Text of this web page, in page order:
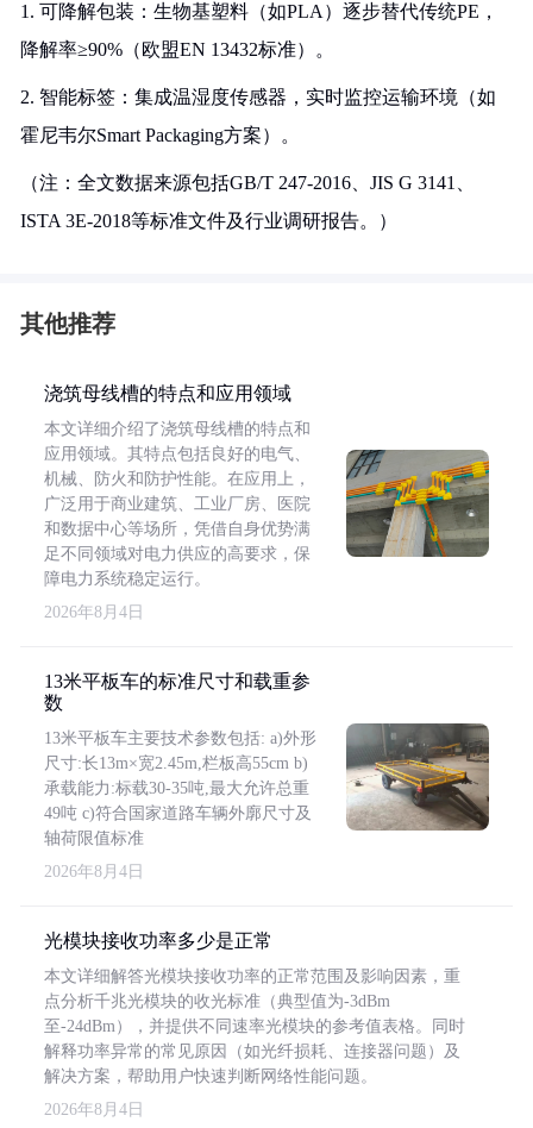
1. 可降解包装：生物基塑料（如PLA）逐步替代传统PE，
降解率≥90%（欧盟EN 13432标准）。
2. 智能标签：集成温湿度传感器，实时监控运输环境（如
霍尼韦尔Smart Packaging方案）。
（注：全文数据来源包括GB/T 247-2016、JIS G 3141、
ISTA 3E-2018等标准文件及行业调研报告。）
其他推荐
浇筑母线槽的特点和应用领域
本文详细介绍了浇筑母线槽的特点和
应用领域。其特点包括良好的电气、
机械、防火和防护性能。在应用上，
广泛用于商业建筑、工业厂房、医院
和数据中心等场所，凭借自身优势满
足不同领域对电力供应的高要求，保
障电力系统稳定运行。
2026年8月4日
13米平板车的标准尺寸和载重参
数
13米平板车主要技术参数包括: a)外形
尺寸:长13m×宽2.45m,栏板高55cm b)
承载能力:标载30-35吨,最大允许总重
49吨 c)符合国家道路车辆外廓尺寸及
轴荷限值标准
2026年8月4日
光模块接收功率多少是正常
本文详细解答光模块接收功率的正常范围及影响因素，重
点分析千兆光模块的收光标准（典型值为-3dBm
至-24dBm），并提供不同速率光模块的参考值表格。同时
解释功率异常的常见原因（如光纤损耗、连接器问题）及
解决方案，帮助用户快速判断网络性能问题。
2026年8月4日